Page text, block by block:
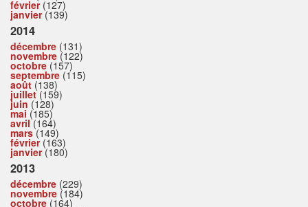
février(127)
janvier(139)
2014
décembre (131)
novembre (122)
octobre (157)
septembre (115)
août (138)
juillet(159)
juin (128)
mai (185)
avril(164)
mars(149)
février(163)
janvier(180)
2013
décembre (229)
novembre (184)
octobre (164)